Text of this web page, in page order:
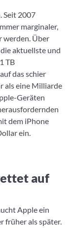
Seit 2007
marginaler,
werden. Über
aktuellste und
TB
das schier
als eine Milliarde
Geräten
dem iPhone
ein.
auf
Apple ein
früher als später.